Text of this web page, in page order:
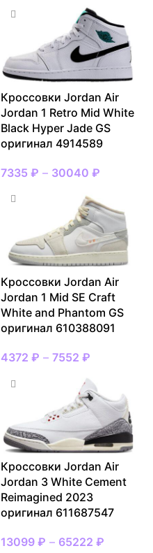
Кроссовки Jordan Air
Jordan 1 Retro Mid White
Black Hyper Jade GS
оригинал 4914589
7335 ₽ – 30040 ₽
Кроссовки Jordan Air
Jordan 1 Mid SE Craft
White and Phantom GS
оригинал 610388091
4372 ₽ – 7552 ₽
Кроссовки Jordan Air
Jordan 3 White Cement
Reimagined 2023
оригинал 611687547
13099 ₽ – 65222 ₽